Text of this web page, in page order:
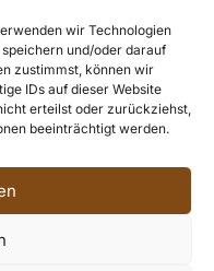
wir Technologien
und/oder darauf
zustimmst, können wir
IDs auf dieser Website
erteilst oder zurückziehst,
beeinträchtigt werden.
7468